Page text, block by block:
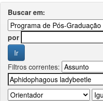
Buscar em:
por
Filtros correntes: